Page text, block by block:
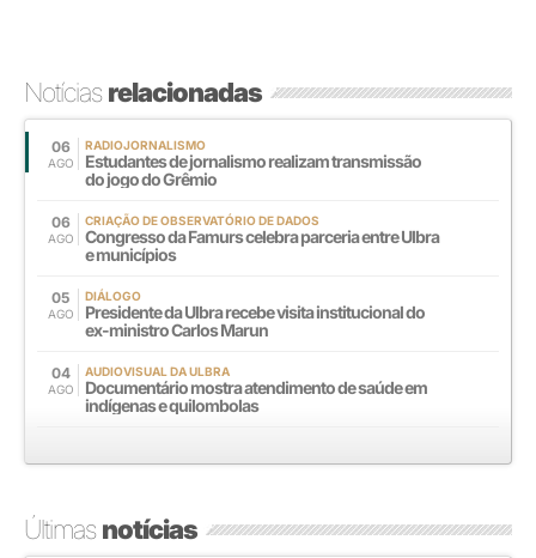
Notíciasrelacionadas
06
AGO
RADIOJORNALISMO
Estudantes de jornalismo realizam transmissão
do jogo do Grêmio
06
AGO
CRIAÇÃO DE OBSERVATÓRIO DE DADOS
Congresso da Famurs celebra parceria entre Ulbra
e municípios
05
AGO
DIÁLOGO
Presidente da Ulbra recebe visita institucional do
ex-ministro Carlos Marun
04
AGO
AUDIOVISUAL DA ULBRA
Documentário mostra atendimento de saúde em
indígenas e quilombolas
Últimasnotícias